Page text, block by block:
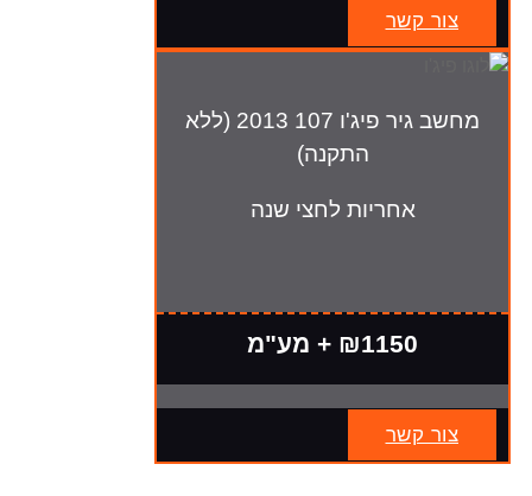
צור קשר
מחשב גיר פיג'ו 107 2013 (ללא
התקנה)
אחריות לחצי שנה
₪1150 + מע"מ
צור קשר